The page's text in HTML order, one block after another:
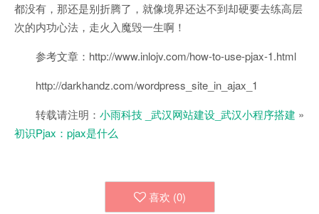
都没有，那还是别折腾了，就像境界还达不到却硬要去练高层
次的内功心法，走火入魔毁一生啊！
参考文章：http://www.inlojv.com/how-to-use-pjax-1.html
http://darkhandz.com/wordpress_site_in_ajax_1
转载请注明： 小雨科技 _武汉网站建设_武汉小程序搭建 »
初识Pjax：pjax是什么
喜欢 (0)